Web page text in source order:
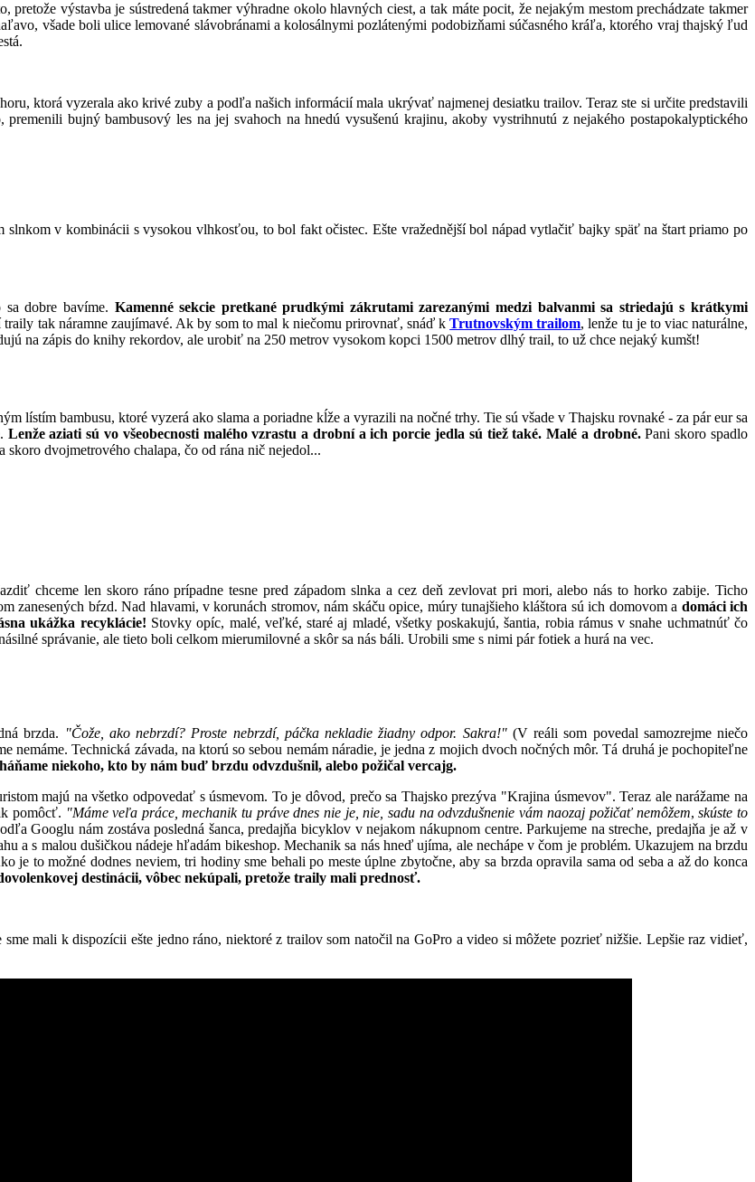
výstavba je sústredená takmer výhradne okolo hlavných ciest, a tak máte pocit, že nejakým mestom prechádzate takmer
všade boli ulice lemované slávobránami a kolosálnymi pozlátenými podobizňami súčasného kráľa, ktorého vraj thajský ľud
ktorá vyzerala ako krivé zuby a podľa našich informácií mala ukrývať najmenej desiatku trailov. Teraz ste si určite predstavili
bujný bambusový les na jej svahoch na hnedú vysušenú krajinu, akoby vystrihnutú z nejakého postapokalyptického
v kombinácii s vysokou vlhkosťou, to bol fakt očistec. Ešte vražednější bol nápad vytlačiť bajky späť na štart priamo po
dobre bavíme. Kamenné sekcie pretkané prudkými zákrutami zarezanými medzi balvanmi sa striedajú s krátkymi
tak náramne zaujímavé. Ak by som to mal k niečomu prirovnať, snáď kTrutnovským trailom, lenže tu je to viac naturálne,
na zápis do knihy rekordov, ale urobiť na 250 metrov vysokom kopci 1500 metrov dlhý trail, to už chce nejaký kumšt!
lístím bambusu, ktoré vyzerá ako slama a poriadne kĺže a vyrazili na nočné trhy. Tie sú všade v Thajsku rovnaké - za pár eur sa
Lenže aziati sú vo všeobecnosti malého vzrastu a drobní a ich porcie jedla sú tiež také. Malé a drobné.Pani skoro spadlo
dvojmetrového chalapa, čo od rána nič nejedol...
chceme len skoro ráno prípadne tesne pred západom slnka a cez deň zevlovat pri mori, alebo nás to horko zabije. Ticho
zanesených bŕzd. Nad hlavami, v korunách stromov, nám skáču opice, múry tunajšieho kláštora sú ich domovom a domáci ich
ukážka recyklácie! Stovky opíc, malé, veľké, staré aj mladé, všetky poskakujú, šantia, robia rámus v snahe uchmatnúť čo
správanie, ale tieto boli celkom mierumilovné a skôr sa nás báli. Urobili sme s nimi pár fotiek a hurá na vec.
brzda. "Čože, ako nebrzdí? Proste nebrzdí, páčka nekladie žiadny odpor. Sakra!"(V reáli som povedal samozrejme niečo
nemáme. Technická závada, na ktorú so sebou nemám náradie, je jedna z mojich dvoch nočných môr. Tá druhá je pochopiteľne
niekoho, kto by nám buď brzdu odvzdušnil, alebo požičal vercajg.
majú na všetko odpovedať s úsmevom. To je dôvod, prečo sa Thajsko prezýva "Krajina úsmevov". Teraz ale narážame na
pomôcť. "Máme veľa práce, mechanik tu práve dnes nie je, nie, sadu na odvzdušnenie vám naozaj požičať nemôžem,skúste to
Googlu nám zostáva posledná šanca, predajňa bicyklov v nejakom nákupnom centre. Parkujeme na streche, predajňa je až v
a s malou dušičkou nádeje hľadám bikeshop. Mechanik sa nás hneď ujíma, ale nechápe v čom je problém. Ukazujem na brzdu
to možné dodnes neviem, tri hodiny sme behali po meste úplne zbytočne, aby sa brzda opravila sama od seba a až do konca
destinácii, vôbec nekúpali, pretože traily mali prednosť.
mali k dispozícii ešte jedno ráno, niektoré z trailov som natočil na GoPro a video si môžete pozrieť nižšie. Lepšie raz vidieť,